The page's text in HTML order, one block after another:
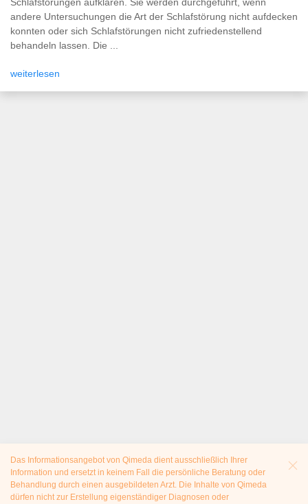
Schlafstörungen aufklären. Sie werden durchgeführt, wenn
andere Untersuchungen die Art der Schlafstörung nicht aufdecken
konnten oder sich Schlafstörungen nicht zufriedenstellend
behandeln lassen. Die ...
weiterlesen
Das Informationsangebot von Qimeda dient ausschließlich Ihrer
Information und ersetzt in keinem Fall die persönliche Beratung oder
Behandlung durch einen ausgebildeten Arzt. Die Inhalte von Qimeda
dürfen nicht zur Erstellung eigenständiger Diagnosen oder